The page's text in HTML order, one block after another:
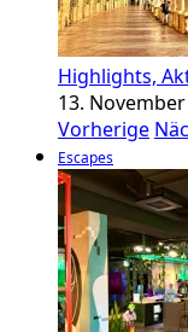
Highlights,
13.
Vorherige
Escapes